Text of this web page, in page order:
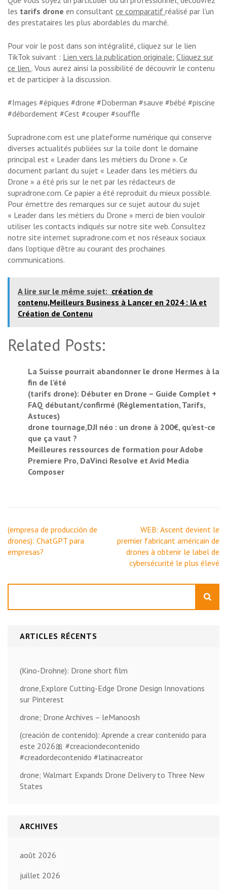
les tarifs drone en consultant ce comparatif réalisé par l’un
des prestataires les plus abordables du marché.
Pour voir le post dans son intégralité, cliquez sur le lien
TikTok suivant : Lien vers la publication originale: Cliquez sur
ce lien.. Vous aurez ainsi la possibilité de découvrir le contenu
et de participer à la discussion.
#Images #épiques #drone #Doberman #sauve #bébé #piscine
#débordement #Cest #couper #souffle
Supradrone.com est une plateforme numérique qui conserve
diverses actualités publiées sur la toile dont le domaine
principal est « Leader dans les métiers du Drone ». Ce
document parlant du sujet « Leader dans les métiers du
Drone » a été pris sur le net par les rédacteurs de
supradrone.com. Ce papier a été reproduit du mieux possible.
Pour émettre des remarques sur ce sujet autour du sujet
« Leader dans les métiers du Drone » merci de bien vouloir
utiliser les contacts indiqués sur notre site web. Consultez
notre site internet supradrone.com et nos réseaux sociaux
dans l’optique d’être au courant des prochaines
communications.
A lire sur le même sujet: création de
contenu,Meilleurs Business à Lancer en 2024 : IA et
Création de Contenu
Related Posts:
La Suisse pourrait abandonner le drone Hermes à la
fin de l’été
(tarifs drone): Débuter en Drone – Guide Complet +
FAQ débutant/confirmé (Réglementation, Tarifs,
Astuces)
drone tournage,DJI néo : un drone à 200€, qu’est-ce
que ça vaut ?
Meilleures ressources de formation pour Adobe
Premiere Pro, DaVinci Resolve et Avid Media
Composer
Navigation
de
l’article
(empresa de producción de
drones): ChatGPT para
empresas?
WEB: Ascent devient le
premier fabricant américain de
drones à obtenir le label de
cybersécurité le plus élevé
ARTICLES RÉCENTS
(Kino-Drohne): Drone short film
drone,Explore Cutting-Edge Drone Design Innovations
sur Pinterest
drone; Drone Archives – leManoosh
(creación de contenido): Aprende a crear contenido para
este 2026🎀 #creaciondecontenido
#creadordecontenido #latinacreator
drone; Walmart Expands Drone Delivery to Three New
States
ARCHIVES
août 2026
juillet 2026